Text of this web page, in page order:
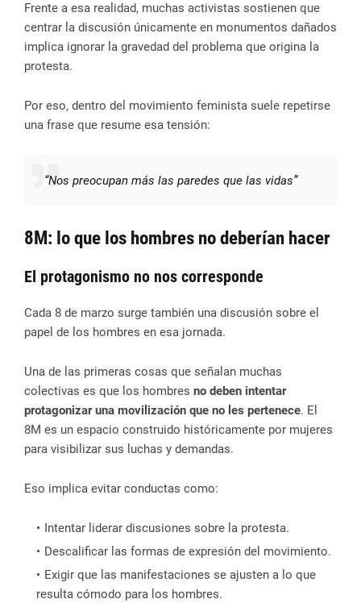
Frente a esa realidad, muchas activistas sostienen que
centrar la discusión únicamente en monumentos dañados
implica ignorar la gravedad del problema que origina la
protesta.
Por eso, dentro del movimiento feminista suele repetirse
una frase que resume esa tensión:
“Nos preocupan más las paredes que las vidas”
8M: lo que los hombres no deberían hacer
El protagonismo no nos corresponde
Cada 8 de marzo surge también una discusión sobre el
papel de los hombres en esa jornada.
Una de las primeras cosas que señalan muchas
colectivas es que los hombres no deben intentar
protagonizar una movilización que no les pertenece. El
8M es un espacio construido históricamente por mujeres
para visibilizar sus luchas y demandas.
Eso implica evitar conductas como:
Intentar liderar discusiones sobre la protesta.
Descalificar las formas de expresión del movimiento.
Exigir que las manifestaciones se ajusten a lo que
resulta cómodo para los hombres.